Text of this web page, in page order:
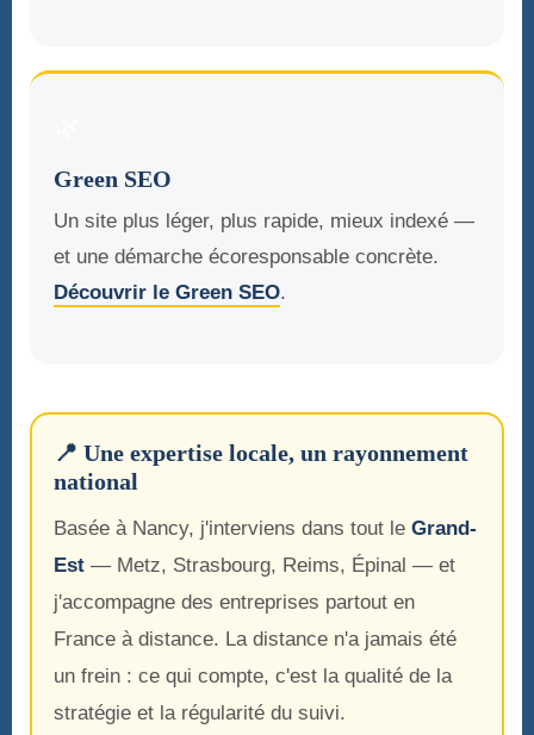
Green SEO
Un site plus léger, plus rapide, mieux indexé —
et une démarche écoresponsable concrète.
Découvrir le Green SEO.
📍 Une expertise locale, un rayonnement
national
Basée à Nancy, j'interviens dans tout le Grand-
Est— Metz, Strasbourg, Reims, Épinal — et
j'accompagne des entreprises partout en
France à distance. La distance n'a jamais été
un frein : ce qui compte, c'est la qualité de la
stratégie et la régularité du suivi.